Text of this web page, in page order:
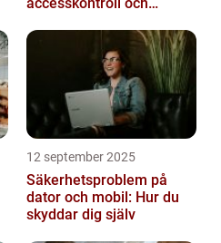
12 september 2025
Säkerhetsproblem på
dator och mobil: Hur du
skyddar dig själv